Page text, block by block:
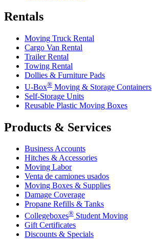
Rentals
Moving Truck Rental
Cargo Van Rental
Trailer Rental
Towing Rental
Dollies & Furniture Pads
U-Box® Moving & Storage Containers
Self-Storage Units
Reusable Plastic Moving Boxes
Products & Services
Business Accounts
Hitches & Accessories
Moving Labor
Venta de camiones usados
Moving Boxes & Supplies
Damage Coverage
Propane Refills & Tanks
Collegeboxes® Student Moving
Gift Certificates
Discounts & Specials